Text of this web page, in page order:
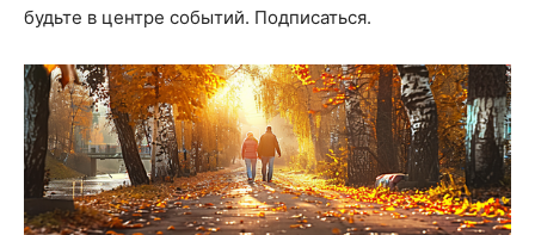
будьте в центре событий. Подписаться.